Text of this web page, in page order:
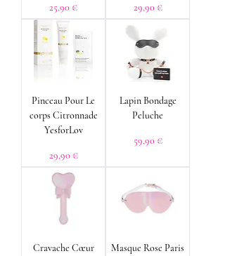
Prix
25,90 € Prix
29,90 €
Pinceau Pour Le
corps Citronnade
YesforLov
Prix
29,90 €
Lapin Bondage
Peluche
Prix
59,90 €
Cravache Cœur
Masque Rose Paris